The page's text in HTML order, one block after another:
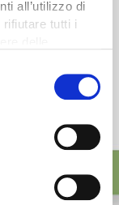
all’utilizzo di
rifiutare tutti i
SELEZIONATI.